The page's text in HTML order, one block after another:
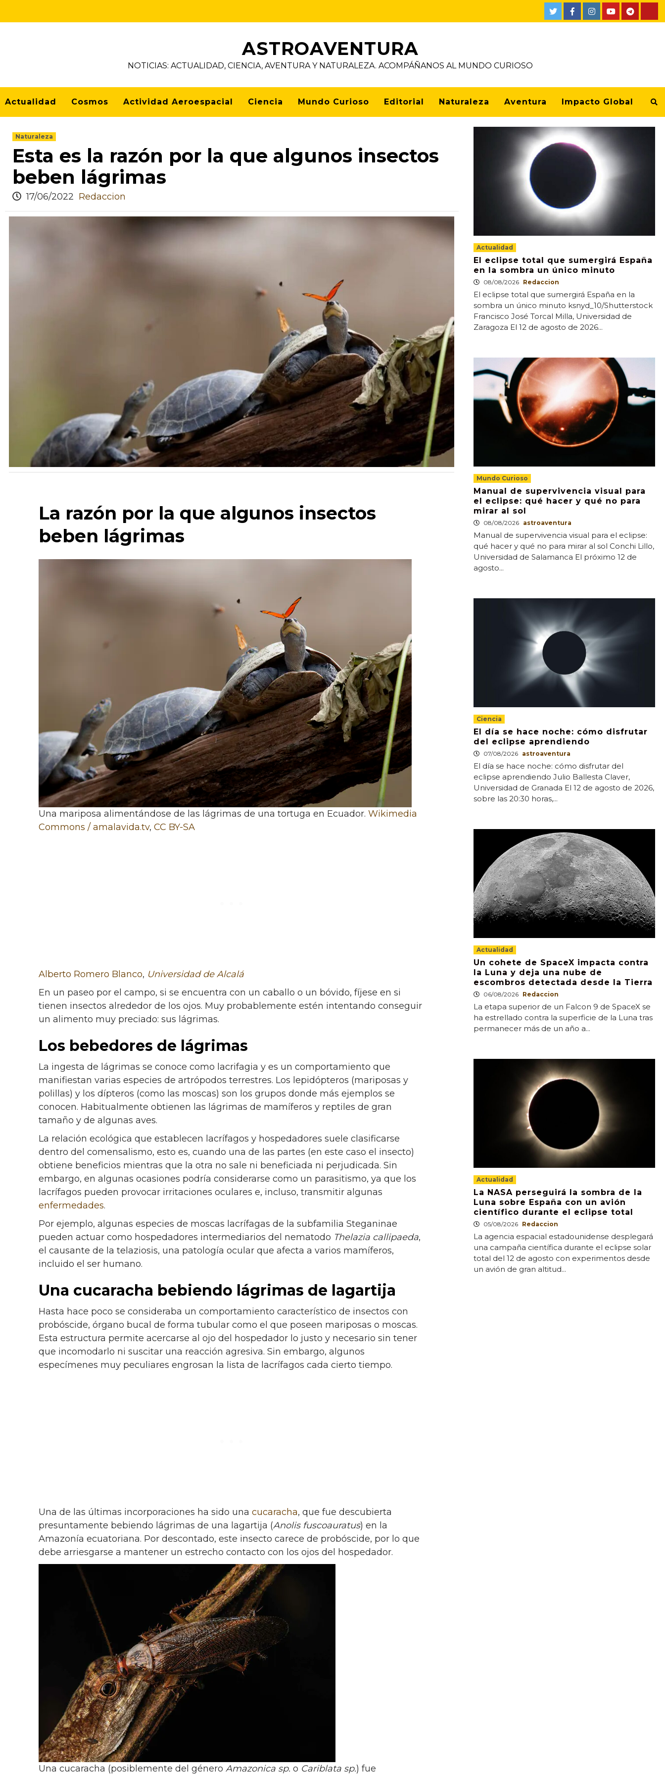
ASTROAVENTURA
NOTICIAS: ACTUALIDAD, CIENCIA, AVENTURA Y NATURALEZA. ACOMPÁÑANOS AL MUNDO CURIOSO
Actualidad Cosmos Actividad Aeroespacial Ciencia Mundo Curioso Editorial Naturaleza Aventura Impacto Global
Naturaleza
Esta es la razón por la que algunos insectos
beben lágrimas
17/06/2022 Redaccion
La razón por la que algunos insectos
beben lágrimas
Una mariposa alimentándose de las lágrimas de una tortuga en Ecuador.Wikimedia
Commons / amalavida.tv,CC BY-SA
Alberto Romero Blanco, Universidad de Alcalá
En un paseo por el campo, si se encuentra con un caballo o un bóvido, fíjese en si
tienen insectos alrededor de los ojos. Muy probablemente estén intentando conseguir
un alimento muy preciado: sus lágrimas.
Los bebedores de lágrimas
La ingesta de lágrimas se conoce como lacrifagia y es un comportamiento que
manifiestan varias especies de artrópodos terrestres. Los lepidópteros (mariposas y
polillas) y los dípteros (como las moscas) son los grupos donde más ejemplos se
conocen. Habitualmente obtienen las lágrimas de mamíferos y reptiles de gran
tamaño y de algunas aves.
La relación ecológica que establecen lacrífagos y hospedadores suele clasificarse
dentro del comensalismo, esto es, cuando una de las partes (en este caso el insecto)
obtiene beneficios mientras que la otra no sale ni beneficiada ni perjudicada. Sin
embargo, en algunas ocasiones podría considerarse como un parasitismo, ya que los
lacrífagos pueden provocar irritaciones oculares e, incluso, transmitir algunas
enfermedades.
Por ejemplo, algunas especies de moscas lacrífagas de la subfamilia Steganinae
pueden actuar como hospedadores intermediarios del nematodo Thelazia callipaeda,
el causante de la telaziosis, una patología ocular que afecta a varios mamíferos,
incluido el ser humano.
Una cucaracha bebiendo lágrimas de lagartija
Hasta hace poco se consideraba un comportamiento característico de insectos con
probóscide, órgano bucal de forma tubular como el que poseen mariposas o moscas.
Esta estructura permite acercarse al ojo del hospedador lo justo y necesario sin tener
que incomodarlo ni suscitar una reacción agresiva. Sin embargo, algunos
especímenes muy peculiares engrosan la lista de lacrífagos cada cierto tiempo.
Una de las últimas incorporaciones ha sido unacucaracha, que fue descubierta
presuntamente bebiendo lágrimas de una lagartija (Anolis fuscoauratus) en la
Amazonía ecuatoriana. Por descontado, este insecto carece de probóscide, por lo que
debe arriesgarse a mantener un estrecho contacto con los ojos del hospedador.
Una cucaracha (posiblemente del géneroAmazonica sp. o Cariblata sp.) fue
Actualidad
El eclipse total que sumergirá España
en la sombra un único minuto
08/08/2026 Redaccion
El eclipse total que sumergirá España en la
sombra un único minuto ksnyd_10/Shutterstock
Francisco José Torcal Milla, Universidad de
Zaragoza El 12 de agosto de 2026...
Mundo Curioso
Manual de supervivencia visual para
el eclipse: qué hacer y qué no para
mirar al sol
08/08/2026 astroaventura
Manual de supervivencia visual para el eclipse:
qué hacer y qué no para mirar al sol Conchi Lillo,
Universidad de Salamanca El próximo 12 de
agosto...
Ciencia
El día se hace noche: cómo disfrutar
del eclipse aprendiendo
07/08/2026 astroaventura
El día se hace noche: cómo disfrutar del
eclipse aprendiendo Julio Ballesta Claver,
Universidad de Granada El 12 de agosto de 2026,
sobre las 20:30 horas,...
Actualidad
Un cohete de SpaceX impacta contra
la Luna y deja una nube de
escombros detectada desde la Tierra
06/08/2026 Redaccion
La etapa superior de un Falcon 9 de SpaceX se
ha estrellado contra la superficie de la Luna tras
permanecer más de un año a...
Actualidad
La NASA perseguirá la sombra de la
Luna sobre España con un avión
científico durante el eclipse total
05/08/2026 Redaccion
La agencia espacial estadounidense desplegará
una campaña científica durante el eclipse solar
total del 12 de agosto con experimentos desde
un avión de gran altitud...